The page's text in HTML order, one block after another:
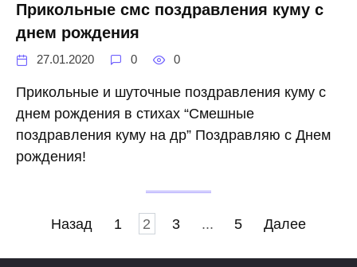
Прикольные смс поздравления куму с
днем рождения
27.01.2020 0 0
Прикольные и шуточные поздравления куму с
днем рождения в стихах “Смешные
поздравления куму на др” Поздравляю с Днем
рождения!
Навигация
Назад 1 2 3 ... 5 Далее